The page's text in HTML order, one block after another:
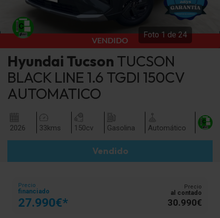
VENDIDO
Foto 1 de24
HyundaiTucson TUCSON
BLACK LINE 1.6 TGDI 150CV
AUTOMATICO
2026 33kms 150cv Gasolina Automático
Vendido
Precio
financiado
27.990€*
Precio
al contado
30.990€